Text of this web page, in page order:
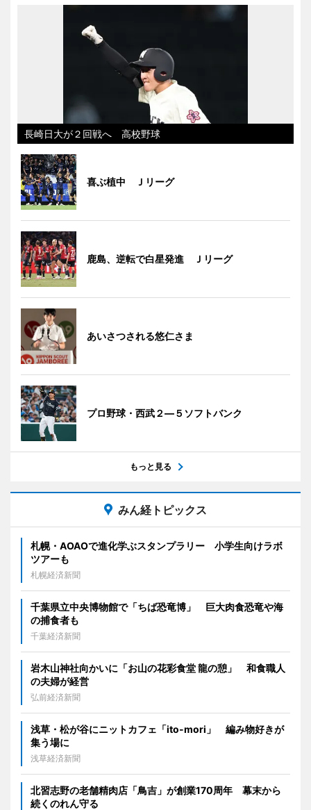
長崎日大が２回戦へ 高校野球
喜ぶ植中 Ｊリーグ
鹿島、逆転で白星発進 Ｊリーグ
あいさつされる悠仁さま
プロ野球・西武２―５ソフトバンク
もっと見る
みん経トピックス
札幌・AOAOで進化学ぶスタンプラリー 小学生向けラボ
ツアーも
札幌経済新聞
千葉県立中央博物館で「ちば恐竜博」 巨大肉食恐竜や海
の捕食者も
千葉経済新聞
岩木山神社向かいに「お山の花彩食堂 龍の憩」 和食職人
の夫婦が経営
弘前経済新聞
浅草・松が谷にニットカフェ「ito-mori」 編み物好きが
集う場に
浅草経済新聞
北習志野の老舗精肉店「鳥吉」が創業170周年 幕末から
続くのれん守る